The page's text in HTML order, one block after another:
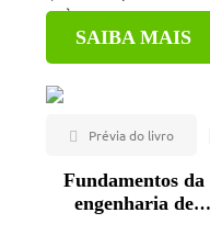
À vista por
SAIBA MAIS
Fundamentos da
engenharia de